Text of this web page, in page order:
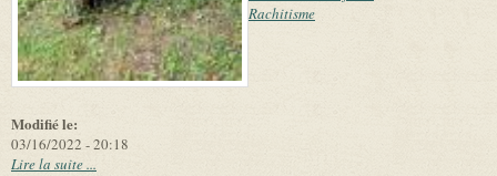
Modifié le:
03/16/2022 - 20:18
Rachitisme
Lire la suite ...